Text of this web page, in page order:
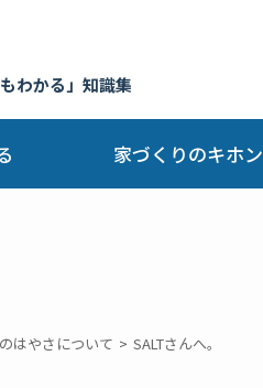
わかる」知識集
家づくりのキホン
はやさについて SALTさんへ。